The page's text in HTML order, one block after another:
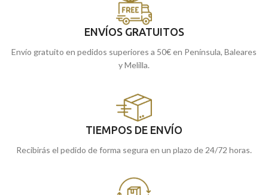
ENVÍOS GRATUITOS
Envío gratuito en pedidos superiores a 50€ en Península, Baleares
y Melilla.
TIEMPOS DE ENVÍO
Recibirás el pedido de forma segura en un plazo de 24/72 horas.